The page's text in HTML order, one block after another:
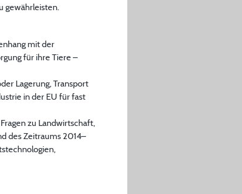
gewährleisten.
mit der
für ihre Tiere –
Lagerung, Transport
in der EU für fast
zu Landwirtschaft,
des Zeitraums 2014–